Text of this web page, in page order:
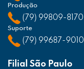
Produção
(79) 99809-8170
Suporte
(79) 99687-9010
Filial São Paulo